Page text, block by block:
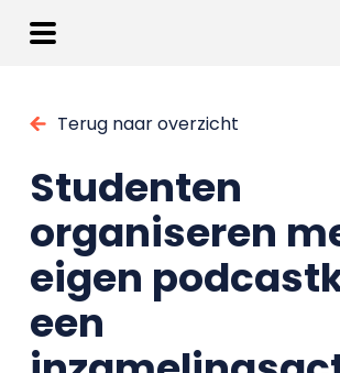
Terug naar overzicht
Studenten
organiseren
eigen
een